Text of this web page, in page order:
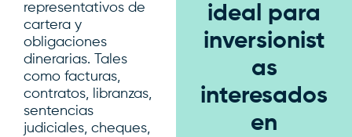
representativos de
cartera y
obligaciones
dinerarias. Tales
como facturas,
contratos, libranzas,
sentencias
judiciales, cheques,
ideal para
inversionist
as
interesados
en